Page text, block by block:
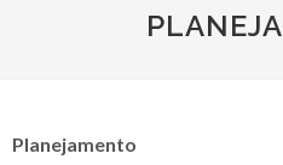
Planejamento